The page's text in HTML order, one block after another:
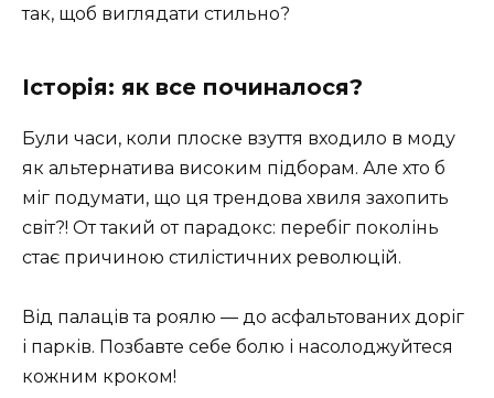
так, щоб виглядати стильно?
Історія: як все починалося?
Були часи, коли плоске взуття входило в моду
як альтернатива високим підборам. Але хто б
міг подумати, що ця трендова хвиля захопить
світ?! От такий от парадокс: перебіг поколінь
стає причиною стилістичних революцій.
Від палаців та роялю — до асфальтованих доріг
і парків. Позбавте себе болю і насолоджуйтеся
кожним кроком!